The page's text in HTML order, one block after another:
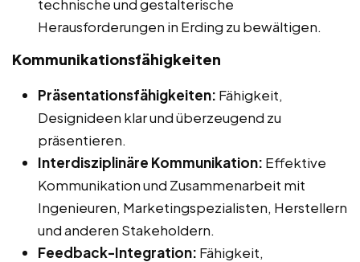
technische und gestalterische
Herausforderungen in Erding zu bewältigen.
Kommunikationsfähigkeiten
Präsentationsfähigkeiten: Fähigkeit,
Designideen klar und überzeugend zu
präsentieren.
Interdisziplinäre Kommunikation: Effektive
Kommunikation und Zusammenarbeit mit
Ingenieuren, Marketingspezialisten, Herstellern
und anderen Stakeholdern.
Feedback-Integration: Fähigkeit,